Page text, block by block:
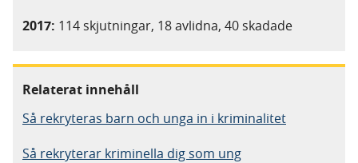
2017: 114 skjutningar, 18 avlidna, 40 skadade
Relaterat innehåll
Så rekryteras barn och unga in i kriminalitet
Så rekryterar kriminella dig som ung